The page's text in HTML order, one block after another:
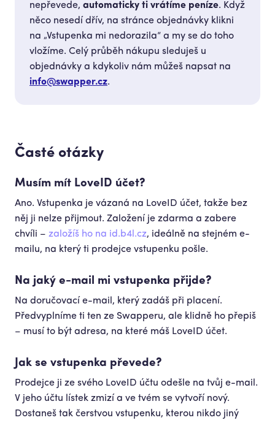
nepřevede, automaticky ti vrátíme peníze. Když
něco nesedí dřív, na stránce objednávky klikni
na „Vstupenka mi nedorazila“ a my se do toho
vložíme. Celý průběh nákupu sleduješ u
objednávky a kdykoliv nám můžeš napsat na
info@swapper.cz.
Časté otázky
Musím mít LoveID účet?
Ano. Vstupenka je vázaná na LoveID účet, takže bez
něj ji nelze přijmout. Založení je zdarma a zabere
chvíli – založíš ho na id.b4l.cz, ideálně na stejném e-
mailu, na který ti prodejce vstupenku pošle.
Na jaký e-mail mi vstupenka přijde?
Na doručovací e-mail, který zadáš při placení.
Předvyplníme ti ten ze Swapperu, ale klidně ho přepiš
– musí to být adresa, na které máš LoveID účet.
Jak se vstupenka převede?
Prodejce ji ze svého LoveID účtu odešle na tvůj e-mail.
V jeho účtu lístek zmizí a ve tvém se vytvoří nový.
Dostaneš tak čerstvou vstupenku, kterou nikdo jiný